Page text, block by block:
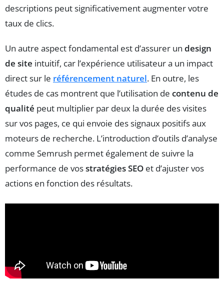
descriptions peut significativement augmenter votre
taux de clics.
Un autre aspect fondamental est d’assurer un design
de site intuitif, car l’expérience utilisateur a un impact
direct sur le référencement naturel. En outre, les
études de cas montrent que l’utilisation de contenu de
qualité peut multiplier par deux la durée des visites
sur vos pages, ce qui envoie des signaux positifs aux
moteurs de recherche. L’introduction d’outils d’analyse
comme Semrush permet également de suivre la
performance de vosstratégies SEO et d’ajuster vos
actions en fonction des résultats.